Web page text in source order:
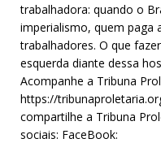
trabalhadora: quando o
imperialismo, quem paga
trabalhadores. O que
esquerda diante dessa
Acompanhe a Tribuna
https://
compartilhe a Tribuna
sociais: FaceBook: